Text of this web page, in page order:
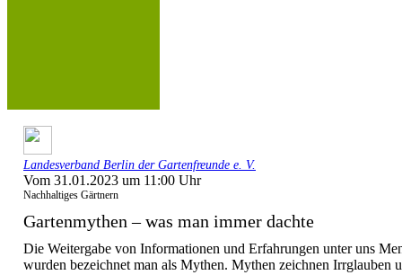
Landesverband Berlin der Gartenfreunde e. V.
Vom 31.01.2023 um 11:00 Uhr
Nachhaltiges Gärtnern
Gartenmythen – was man immer dachte
Die Weitergabe von Informationen und Erfahrungen unter uns
wurden bezeichnet man als Mythen. Mythen zeichnen Irrglauben